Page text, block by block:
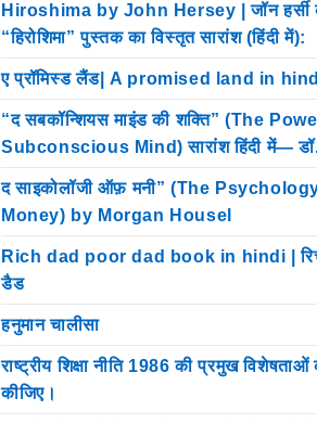
Hiroshima by John Hersey | जॉन हर्सी
“हिरोशिमा” पुस्तक का विस्तृत सारांश (हिंदी में):
ए प्रॉमिस्ड लैंड| A promised land in
“द सबकॉन्शियस माइंड की शक्ति” (The
Subconscious Mind) सारांश हिंदी में— डॉ.
द साइकोलॉजी ऑफ़ मनी” (The
Money) by Morgan Housel
Rich dad poor dad book in hindi |
डैड
हनुमान चालीसा
राष्ट्रीय शिक्षा नीति 1986 की प्रमुख विशेषताओं
कीजिए।